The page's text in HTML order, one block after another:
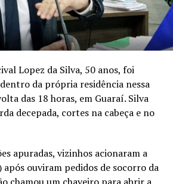
Lopez da Silva, 50 anos, foi
da própria residência nessa
das 18 horas, em Guaraí. Silva
decepada, cortes na cabeça e no
apuradas, vizinhos acionaram a
ouviram pedidos de socorro da